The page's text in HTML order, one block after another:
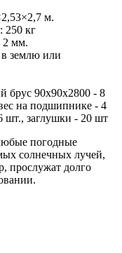
м.
250 кг
2 мм.
землю или
брус 90х90х2800 - 8
на подшипнике - 4
шт., заглушки - 20 шт
погодные
солнечных лучей,
прослужат долго